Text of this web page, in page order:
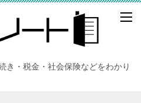
き・税金・社会保険などをわかり